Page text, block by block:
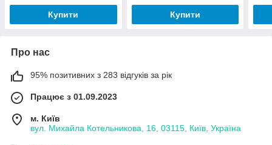
Купити Купити
Про нас
95% позитивних з 283 відгуків за рік
Працює з 01.09.2023
м. Київ
вул. Михайла Котельникова, 16, 03115, Київ, Україна